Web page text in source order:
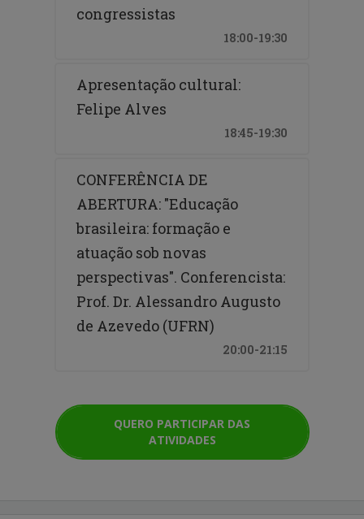
O credenciamento só será efetuado com a
apresentação de uma via do cartão de
credenciamento por terceiros.
A entrega do material do evento será
realizado apenas ao participante presente e
Certificados
O credenciamento e assinatura nas listas de
presença das atividades serão obrigatórios
para a emissão dos certificados.
ATENÇÃO: *A palavra "Grátis" nas categorias
apresentadas aqui na plataforma de
inscrição, não quer dizer gratuidade no
participante.
Aviso importante: Após a emissão, os
certificados ficarão disponíveis no site por 6
congressistas
18:00-19:30
Apresentação cultural:
Felipe Alves
18:45-19:30
CONFERÊNCIA DE
ABERTURA: "Educação
brasileira: formação e
atuação sob novas
perspectivas". Conferencista:
Prof. Dr. Alessandro Augusto
de Azevedo (UFRN)
20:00-21:15
QUERO PARTICIPAR DAS
ATIVIDADES